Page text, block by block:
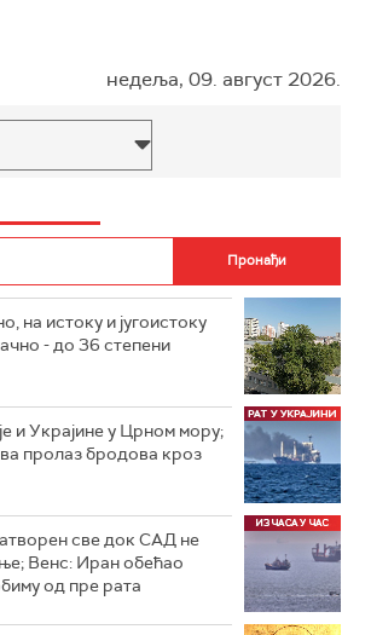
недеља, 09. август 2026.
на истоку и југоистоку
- до 36 степени
и Украјине у Црном мору;
пролаз бродова кроз
све док САД не
Венс: Иран обећао
од пре рата